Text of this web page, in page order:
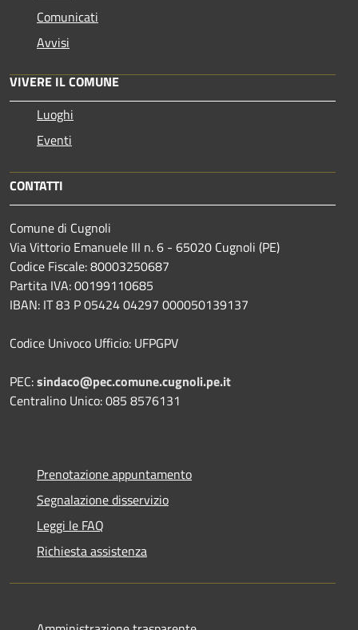
Comunicati
Avvisi
VIVERE IL COMUNE
Luoghi
Eventi
CONTATTI
Comune di Cugnoli
Via Vittorio Emanuele III n. 6 - 65020 Cugnoli (PE)
Codice Fiscale: 80003250687
Partita IVA: 00199110685
IBAN: IT 83 P 05424 04297 000050139137
Codice Univoco Ufficio: UFPGPV
PEC:sindaco@pec.comune.cugnoli.pe.it
Centralino Unico: 085 8576131
Prenotazione appuntamento
Segnalazione disservizio
Leggi le FAQ
Richiesta assistenza